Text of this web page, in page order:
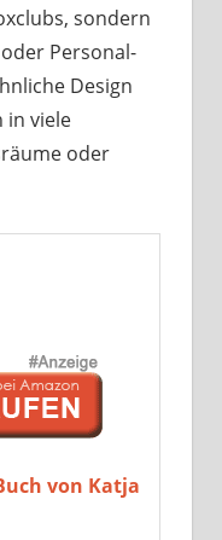
sondern
Personal-
Design
in viele
oder
von Katja